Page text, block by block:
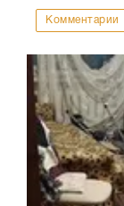
Комментарии